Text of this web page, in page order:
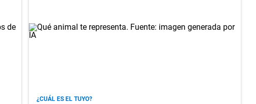
¿CUÁL ES EL TUYO?